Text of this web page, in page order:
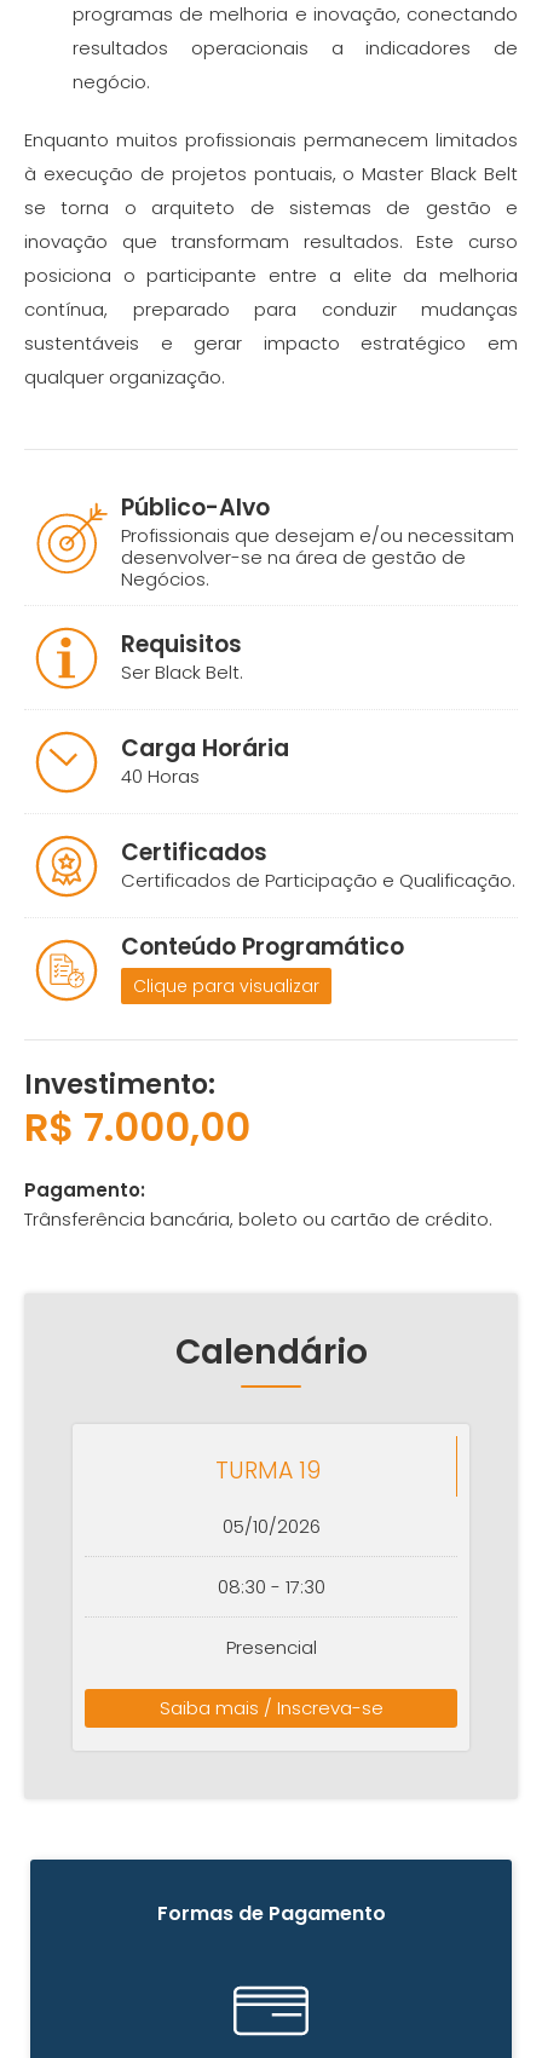
programas de melhoria e inovação, conectando
resultados operacionais a indicadores de
negócio.
Enquanto muitos profissionais permanecem limitados
à execução de projetos pontuais, o Master Black Belt
se torna o arquiteto de sistemas de gestão e
inovação que transformam resultados. Este curso
posiciona o participante entre a elite da melhoria
contínua, preparado para conduzir mudanças
sustentáveis e gerar impacto estratégico em
qualquer organização.
Público-Alvo
Profissionais que desejam e/ou necessitam
desenvolver-se na área de gestão de
Negócios.
Requisitos
Ser Black Belt.
Carga Horária
40 Horas
Certificados
Certificados de Participação e Qualificação.
Conteúdo Programático
Clique para visualizar
Investimento:
R$ 7.000,00
Pagamento:
Trânsferência bancária, boleto ou cartão de crédito.
Calendário
TURMA 19
05/10/2026
08:30 - 17:30
Presencial
Saiba mais / Inscreva-se
Formas de Pagamento